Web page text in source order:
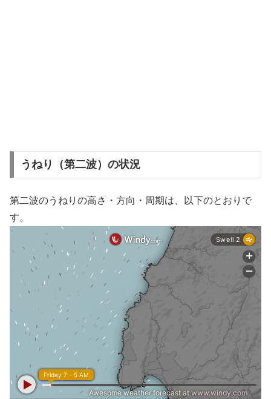
うねり（第二波）の状況
第二波のうねりの高さ・方向・周期は、以下のとおりで
す。